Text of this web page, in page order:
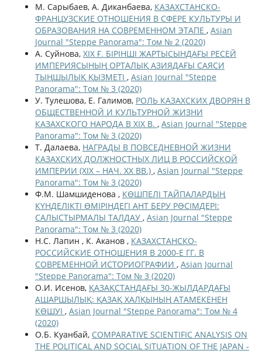
М. Сарыбаев, А. Диканбаева, КАЗАХСТАНСКО-
ФРАНЦУЗСКИЕ ОТНОШЕНИЯ В СФЕРЕ КУЛЬТУРЫ И
ОБРАЗОВАНИЯ НА СОВРЕМЕННОМ ЭТАПЕ , Asian
Journal "Steppe Panorama": Том № 2 (2020)
А. Суйнова, XIX Ғ. БІРІНШІ ЖАРТЫСЫНДАҒЫ РЕСЕЙ
ИМПЕРИЯСЫНЫҢ ОРТАЛЫҚ АЗИЯДАҒЫ САЯСИ
ТЫҢШЫЛЫҚ ҚЫЗМЕТІ , Asian Journal "Steppe
Panorama": Том № 3 (2020)
У. Тулешова, Е. Галимов, РОЛЬ КАЗАХСКИХ ДВОРЯН В
ОБЩЕСТВЕННОЙ И КУЛЬТУРНОЙ ЖИЗНИ
КАЗАХСКОГО НАРОДА В XIX В. , Asian Journal "Steppe
Panorama": Том № 3 (2020)
Т. Далаева, НАГРАДЫ В ПОВСЕДНЕВНОЙ ЖИЗНИ
КАЗАХСКИХ ДОЛЖНОСТНЫХ ЛИЦ В РОССИЙСКОЙ
ИМПЕРИИ (XIX – НАЧ. XX ВВ.) , Asian Journal "Steppe
Panorama": Том № 3 (2020)
Ф.М. Шамшиденова , КӨШПЕЛІ ТАЙПАЛАРДЫҢ
КҮНДЕЛІКТІ ӨМІРІНДЕГІ АНТ БЕРУ РƏСІМДЕРІ:
САЛЫСТЫРМАЛЫ ТАЛДАУ , Asian Journal "Steppe
Panorama": Том № 3 (2020)
Н.С. Лапин , К. Аканов , КАЗАХСТАНСКО-
РОССИЙСКИЕ ОТНОШЕНИЯ В 2000-Е ГГ. В
СОВРЕМЕННОЙ ИСТОРИОГРАФИИ , Asian Journal
"Steppe Panorama": Том № 3 (2020)
О.И. Исенов, ҚАЗАҚСТАНДАҒЫ 30-ЖЫЛДАРДАҒЫ
АШАРШЫЛЫҚ: ҚАЗАҚ ХАЛҚЫНЫҢ АТАМЕКЕНЕН
КӨШУІ , Asian Journal "Steppe Panorama": Том № 4
(2020)
О.Б. Куанбай, COMPARATIVE SCIENTIFIC ANALYSIS ON
THE POLITICAL AND SOCIAL SITUATION OF THE JAPAN -